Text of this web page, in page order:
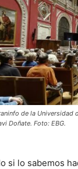
de la Universidad
Doñate. Foto: EBG.
si lo sabemos